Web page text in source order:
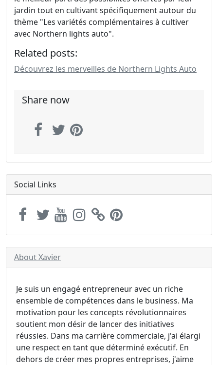
jardin tout en cultivant spécifiquement autour du
thème "Les variétés complémentaires à cultiver
avec Northern lights auto".
Related posts:
Découvrez les merveilles de Northern Lights Auto
Share now
Social Links
About Xavier
Je suis un engagé entrepreneur avec un riche
ensemble de compétences dans le business. Ma
motivation pour les concepts révolutionnaires
soutient mon désir de lancer des initiatives
réussies. Dans ma carrière commerciale, j'ai élargi
une respect en tant que déterminé exécutif. En
dehors de créer mes propres entreprises, j'aime